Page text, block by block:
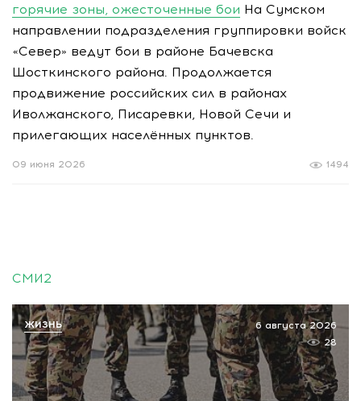
горячие зоны, ожесточенные бои На Сумском
направлении подразделения группировки войск
«Север» ведут бои в районе Бачевска
Шосткинского района. Продолжается
продвижение российских сил в районах
Иволжанского, Писаревки, Новой Сечи и
прилегающих населённых пунктов.
1494
09 июня 2026
СМИ2
6 августа 2026
28
ЖИЗНЬ